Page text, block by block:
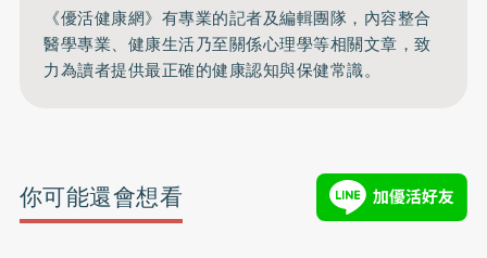
《優活健康網》有專業的記者及編輯團隊，內容整合
醫學專業、健康生活乃至關係心理學等相關文章，致
力為讀者提供最正確的健康認知與保健常識。
你可能還會想看